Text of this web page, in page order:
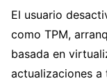
El usuario
como TPM,
basada en
actualizaciones